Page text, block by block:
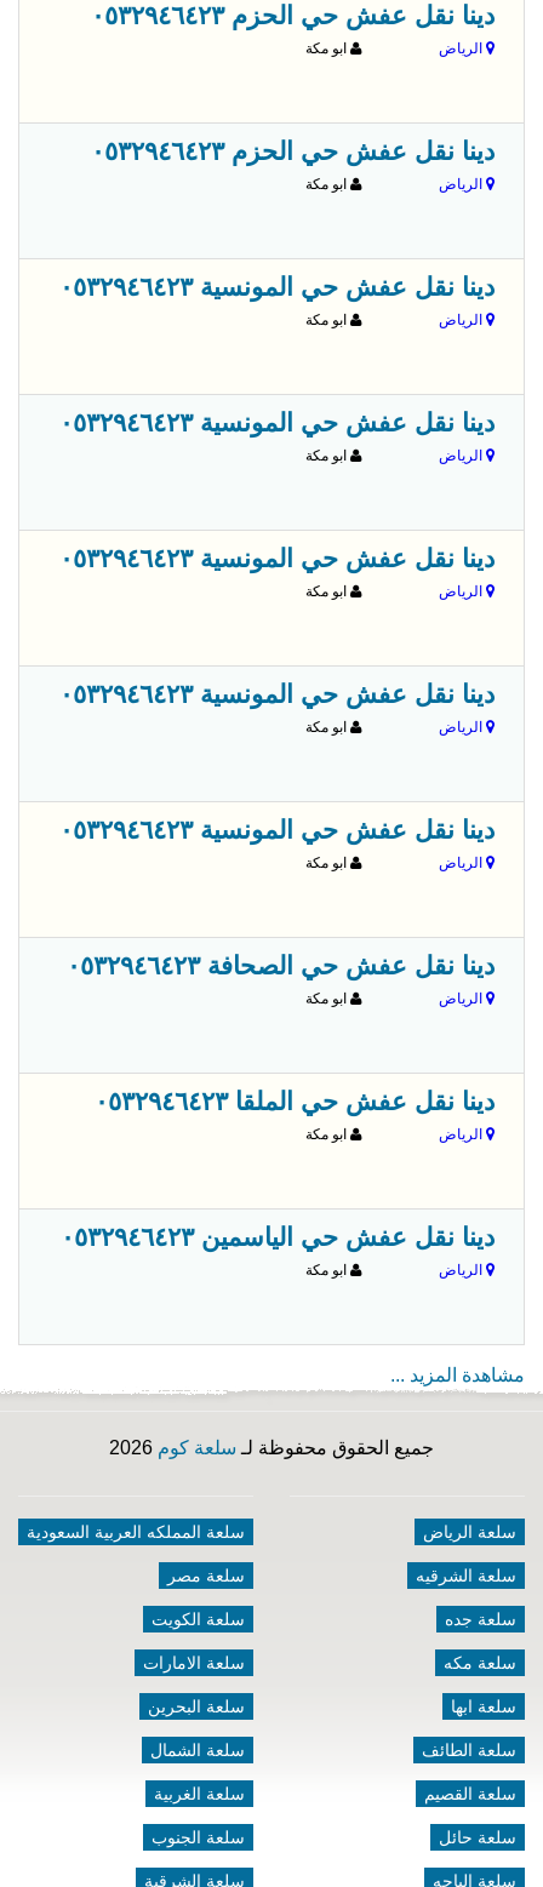
دينا نقل عفش حي الحزم ٠٥٣٢٩٤٦٤٢٣
الرياض ابو مكة
دينا نقل عفش حي الحزم ٠٥٣٢٩٤٦٤٢٣
الرياض ابو مكة
دينا نقل عفش حي المونسية ٠٥٣٢٩٤٦٤٢٣
الرياض ابو مكة
دينا نقل عفش حي المونسية ٠٥٣٢٩٤٦٤٢٣
الرياض ابو مكة
دينا نقل عفش حي المونسية ٠٥٣٢٩٤٦٤٢٣
الرياض ابو مكة
دينا نقل عفش حي المونسية ٠٥٣٢٩٤٦٤٢٣
الرياض ابو مكة
دينا نقل عفش حي المونسية ٠٥٣٢٩٤٦٤٢٣
الرياض ابو مكة
دينا نقل عفش حي الصحافة ٠٥٣٢٩٤٦٤٢٣
الرياض ابو مكة
دينا نقل عفش حي الملقا ٠٥٣٢٩٤٦٤٢٣
الرياض ابو مكة
دينا نقل عفش حي الياسمين ٠٥٣٢٩٤٦٤٢٣
الرياض ابو مكة
مشاهدة المزيد ...
جميع الحقوق محفوظة لـ سلعة كوم
سلعة الرياض
سلعة الشرقيه
سلعة جده
سلعة مكه
سلعة ابها
سلعة الطائف
سلعة القصيم
سلعة حائل
سلعة الباحه
سلعة المملكه العربية السعودية
سلعة مصر
سلعة الكويت
سلعة الامارات
سلعة البحرين
سلعة الشمال
سلعة الغربية
سلعة الجنوب
سلعة الشرقية